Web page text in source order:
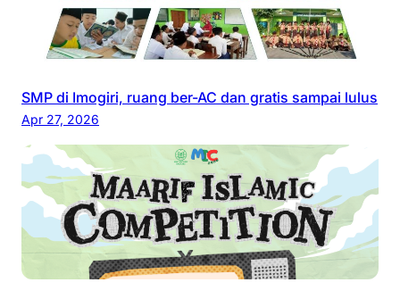
SMP di Imogiri, ruang ber-AC dan gratis sampai lulus
Apr 27, 2026